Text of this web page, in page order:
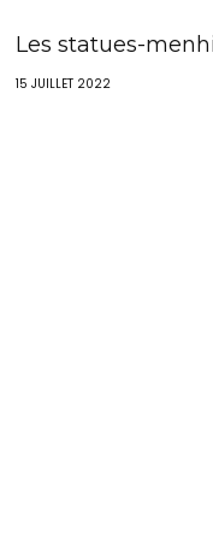
Les statues-
15 JUILLET 2022